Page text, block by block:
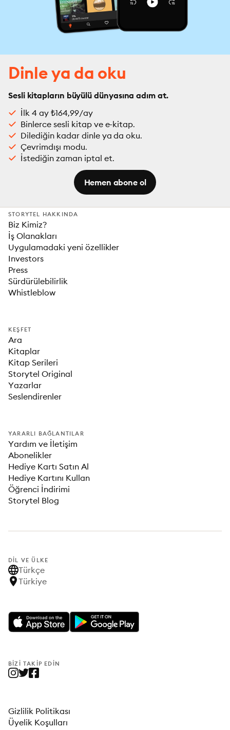
Dinle ya da oku
Sesli kitapların büyülü dünyasına adım at.
İlk 4 ay ₺164,99/ay
Binlerce sesli kitap ve e-kitap.
Dilediğin kadar dinle ya da oku.
Çevrimdışı modu.
İstediğin zaman iptal et.
Hemen abone ol
STORYTEL HAKKINDA
Biz Kimiz?
İş Olanakları
Uygulamadaki yeni özellikler
Investors
Press
Sürdürülebilirlik
Whistleblow
KEŞFET
Ara
Kitaplar
Kitap Serileri
Storytel Original
Yazarlar
Seslendirenler
YARARLI BAĞLANTILAR
Yardım ve İletişim
Abonelikler
Hediye Kartı Satın Al
Hediye Kartını Kullan
Öğrenci İndirimi
Storytel Blog
DIL VE ÜLKE
Türkçe
Türkiye
BIZI TAKIP EDIN
Gizlilik Politikası
Üyelik Koşulları